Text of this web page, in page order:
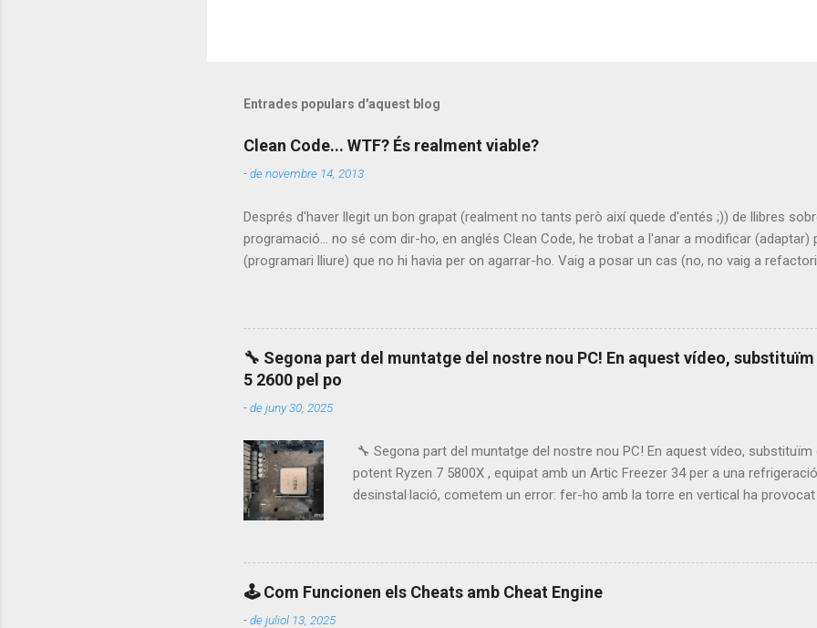
Entrades populars d'aquest blog
Clean Code... WTF? És realment viable?
-de novembre 14, 2013
Després d'haver llegit un bon grapat (realment no tants però així quede d'entés ;)) de llibres
programació... no sé com dir-ho, en anglés Clean Code, he trobat a l'anar a modificar (adaptar)
(programari lliure) que no hi havia per on agarrar-ho. Vaig a posar un cas (no, no vaig a
fòrum és una passada, va molt bé i inclou de serie una versió per a mòbil que ve molt bé). El
supose) que volia fer la modificació, té un tamany de més de 600 línies!!! Recordem que uns
Bob) és què les funcions han de fer una i només una cosa, i han de ser curtes. El que caldria
lo, però a veure qui és el guapo que es posa ara a fer-ho (hi ha molt de codi al fòrum). He de
🔧 Segona part del muntatge del nostre nou PC! En aquest vídeo,
5 2600 pel po
-de juny 30, 2025
🔧 Segona part del muntatge del nostre nou PC! En aquest vídeo, substituïm
potent Ryzen 7 5800X , equipat amb un Artic Freezer 34 per a una
desinstal·lació, cometem un error: fer-ho amb la torre en vertical ha
Baldur’s Gate 3 . Vols veure com respon? 📺 Mira el vídeo complet 👉
T'ha passat alguna vegada un error similar? Deixa el teu comentari!
🕹️ Com Funcionen els Cheats amb Cheat Engine
-de juliol 13, 2025